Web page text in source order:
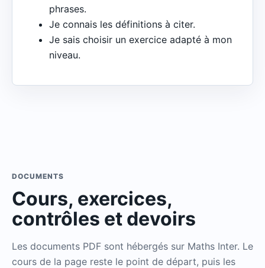
phrases.
Je connais les définitions à citer.
Je sais choisir un exercice adapté à mon
niveau.
DOCUMENTS
Cours, exercices,
contrôles et devoirs
Les documents PDF sont hébergés sur Maths Inter. Le
cours de la page reste le point de départ, puis les